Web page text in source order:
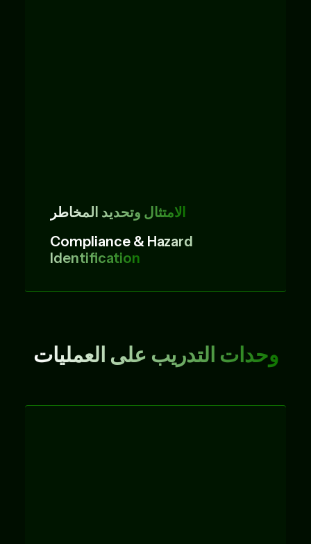
الامتثال وتحديد المخاطر
Compliance & Hazard
Identification
وحدات التدريب على العمليات